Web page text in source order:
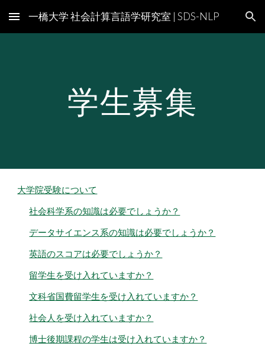
Skip to main content Skip to navigation
一橋大学 社会計算言語学研究室 | SDS-NLP
学生募集
大学院受験について
社会科学系の知識は必要でしょうか？
データサイエンス系の知識は必要でしょうか？
英語のスコアは必要でしょうか？
留学生を受け入れていますか？
文科省国費留学生を受け入れていますか？
社会人を受け入れていますか？
博士後期課程の学生は受け入れていますか？